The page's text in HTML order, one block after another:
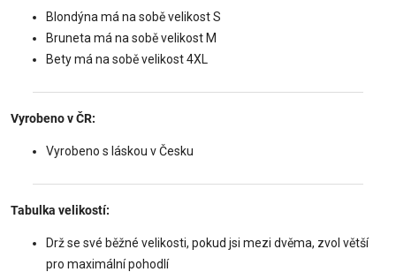
Blondýna má na sobě velikost S
Bruneta má na sobě velikost M
Bety má na sobě velikost 4XL
Vyrobeno v ČR:
Vyrobeno s láskou v Česku
Tabulka velikostí:
Drž se své běžné velikosti, pokud jsi mezi dvěma, zvol větší
pro maximální pohodlí